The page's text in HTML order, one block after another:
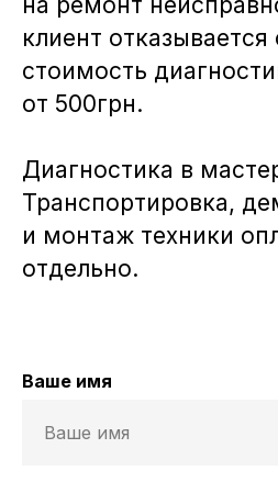
клиент
стоимость
от 500грн.
Диагностика в
Транспортировка,
и монтаж техники
отдельно.
Ваше имя